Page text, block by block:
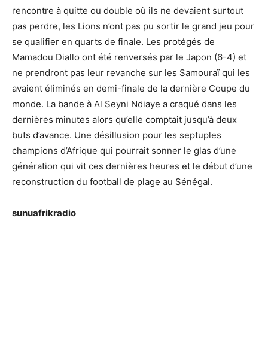
rencontre à quitte ou double où ils ne devaient surtout
pas perdre, les Lions n’ont pas pu sortir le grand jeu pour
se qualifier en quarts de finale. Les protégés de
Mamadou Diallo ont été renversés par le Japon (6-4) et
ne prendront pas leur revanche sur les Samouraï qui les
avaient éliminés en demi-finale de la dernière Coupe du
monde. La bande à Al Seyni Ndiaye a craqué dans les
dernières minutes alors qu’elle comptait jusqu’à deux
buts d’avance. Une désillusion pour les septuples
champions d’Afrique qui pourrait sonner le glas d’une
génération qui vit ces dernières heures et le début d’une
reconstruction du football de plage au Sénégal.
sunuafrikradio